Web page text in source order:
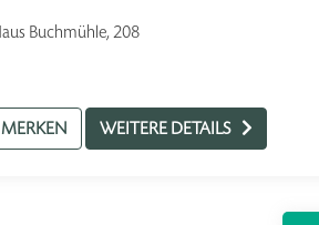
Buchmühle, 208
WEITERE DETAILS